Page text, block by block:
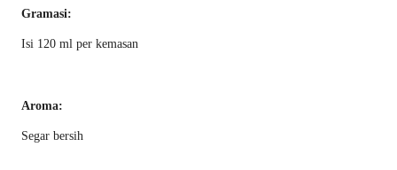
Gramasi:
Isi 120 ml per kemasan
Aroma:
Segar bersih